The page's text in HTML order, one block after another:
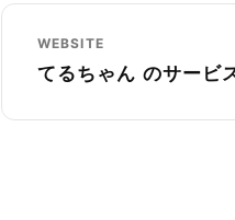
WEBSITE
てるちゃん のサービ